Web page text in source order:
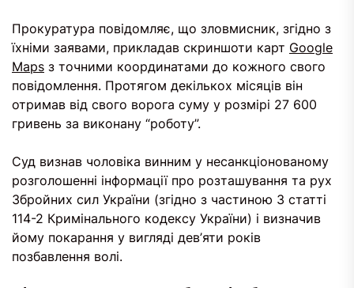
Прокуратура повідомляє, що зловмисник, згідно з
їхніми заявами, прикладав скриншоти карт Google
Maps з точними координатами до кожного свого
повідомлення. Протягом декількох місяців він
отримав від свого ворога суму у розмірі 27 600
гривень за виконану “роботу”.
Суд визнав чоловіка винним у несанкціонованому
розголошенні інформації про розташування та рух
Збройних сил України (згідно з частиною 3 статті
114-2 Кримінального кодексу України) і визначив
йому покарання у вигляді дев’яти років
позбавлення волі.